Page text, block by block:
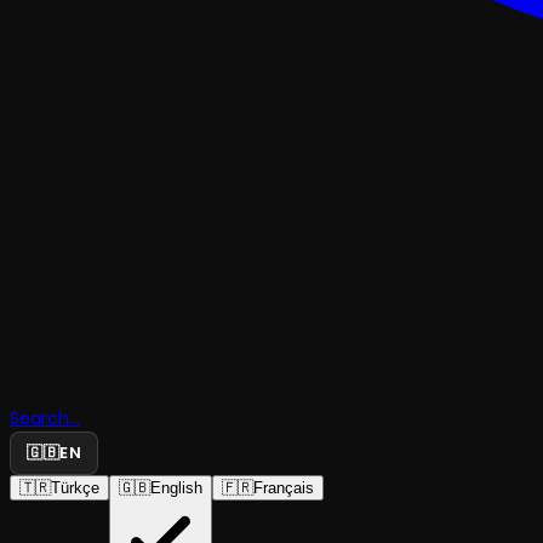
Search...
🇬🇧EN
🇹🇷Türkçe 🇬🇧English 🇫🇷Français
Yaşa